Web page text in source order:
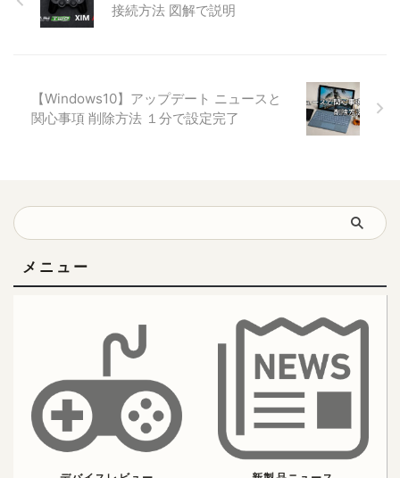
接続方法 図解で説明
【Windows10】アップデート ニュースと
関心事項 削除方法 １分で設定完了
メニュー